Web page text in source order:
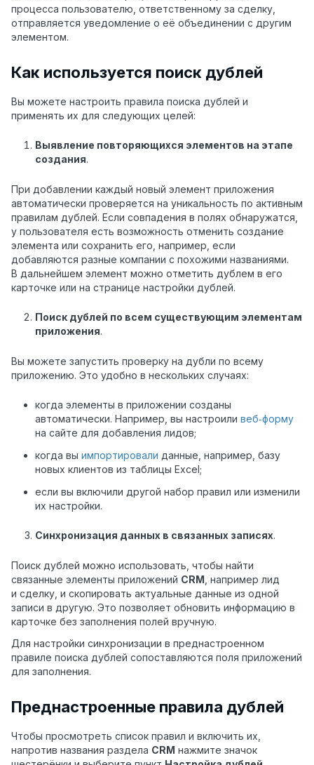
процесса пользователю, ответственному за сделку,
отправляется уведомление о её объединении с другим
элементом.
Как используется поиск дублей
Вы можете настроить правила поиска дублей и
применять их для следующих целей:
Выявление повторяющихся элементов на этапе
создания.
При добавлении каждый новый элемент приложения
автоматически проверяется на уникальность по активным
правилам дублей. Если совпадения в полях обнаружатся,
у пользователя есть возможность отменить создание
элемента или сохранить его, например, если
добавляются разные компании с похожими названиями.
В дальнейшем элемент можно отметить дублем в его
карточке или на странице настройки дублей.
Поиск дублей по всем существующим элементам
приложения.
Вы можете запустить проверку на дубли по всему
приложению. Это удобно в нескольких случаях:
когда элементы в приложении созданы
автоматически. Например, вы настроили веб‑форму
на сайте для добавления лидов;
когда вы импортировали данные, например, базу
новых клиентов из таблицы Excel;
если вы включили другой набор правил или изменили
их настройки.
Синхронизация данных в связанных записях.
Поиск дублей можно использовать, чтобы найти
связанные элементы приложений CRM , например лид
и сделку, и скопировать актуальные данные из одной
записи в другую. Это позволяет обновить информацию в
карточке без заполнения полей вручную.
Для настройки синхронизации в преднастроенном
правиле поиска дублей сопоставляются поля приложений
для заполнения.
Преднастроенные правила дублей
Чтобы просмотреть список правил и включить их,
напротив названия раздела CRM нажмите значок